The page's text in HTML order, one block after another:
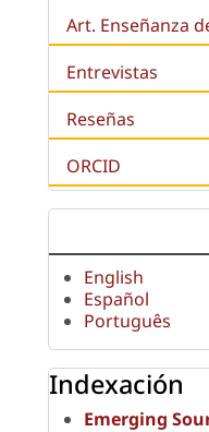
Art. Enseñanza
Entrevistas
Reseñas
ORCID
English
Español
Português
Indexación
Emerging